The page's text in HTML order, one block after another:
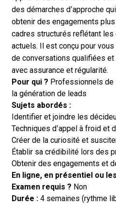
des démarches d’approche
obtenir des engagements
cadres structurés reflétant les
actuels. Il est conçu pour
de conversations qualifiées
avec assurance et régularité.
Pour qui ? Professionnels de
la génération de leads
Sujets abordés :
Identifier et joindre les
Techniques d’appel à froid et
Créer de la curiosité et
Établir sa crédibilité lors des
Obtenir des engagements et
En ligne, en présentiel ou
Examen requis ? Non
Durée : 4 semaines (rythme